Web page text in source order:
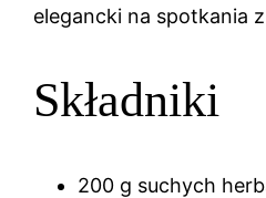
elegancki na spotkania
Składniki
200 g suchych